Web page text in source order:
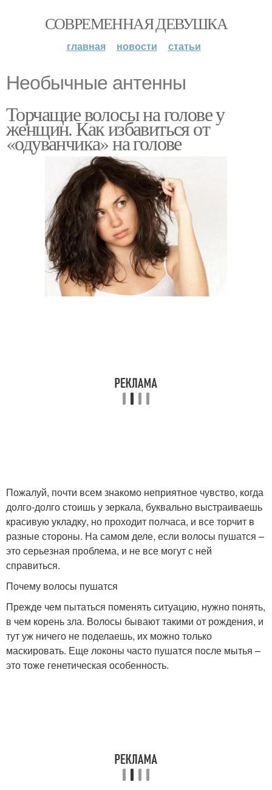
СОВРЕМЕННАЯ ДЕВУШКА
главная новости статьи
Необычные антенны
Торчащие волосы на голове у
женщин. Как избавиться от
«одуванчика» на голове
Пожалуй, почти всем знакомо неприятное чувство, когда
долго-долго стоишь у зеркала, буквально выстраиваешь
красивую укладку, но проходит полчаса, и все торчит в
разные стороны. На самом деле, если волосы пушатся –
это серьезная проблема, и не все могут с ней
справиться.
Почему волосы пушатся
Прежде чем пытаться поменять ситуацию, нужно понять,
в чем корень зла. Волосы бывают такими от рождения, и
тут уж ничего не поделаешь, их можно только
маскировать. Еще локоны часто пушатся после мытья –
это тоже генетическая особенность.